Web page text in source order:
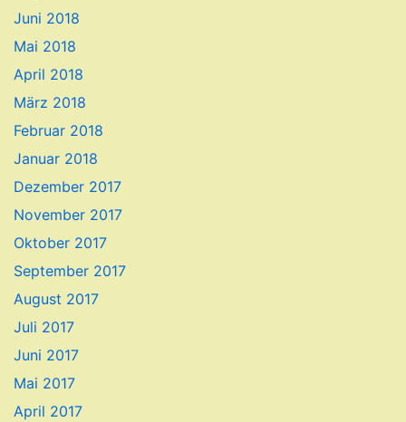
Juni 2018
Mai 2018
April 2018
März 2018
Februar 2018
Januar 2018
Dezember 2017
November 2017
Oktober 2017
September 2017
August 2017
Juli 2017
Juni 2017
Mai 2017
April 2017